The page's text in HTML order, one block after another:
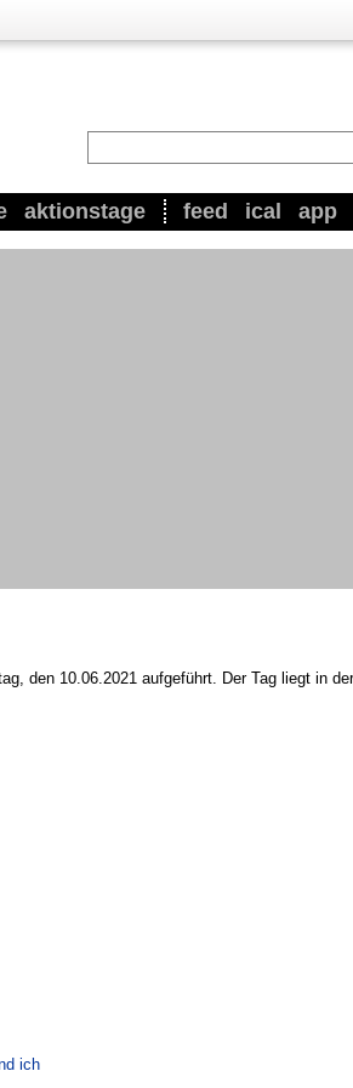
aktionstage feed ical app
den 10.06.2021 aufgeführt. Der Tag liegt in
ich